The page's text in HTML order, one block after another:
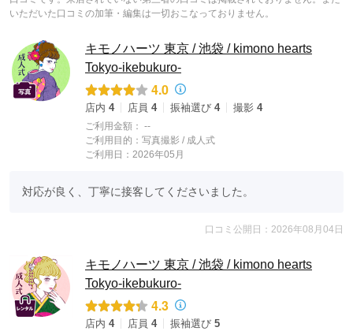
いただいた口コミの加筆・編集は一切おこなっておりません。
キモノハーツ 東京 / 池袋 / kimono hearts
Tokyo-ikebukuro-
4.0
店内 4 店員 4 振袖選び 4 撮影 4
ご利用金額： --
ご利用目的： 写真撮影 / 成人式
ご利用日：2026年05月
対応が良く、丁寧に接客してくださいました。
口コミ公開日：2026年08月04日
キモノハーツ 東京 / 池袋 / kimono hearts
Tokyo-ikebukuro-
4.3
店内 4 店員 4 振袖選び 5